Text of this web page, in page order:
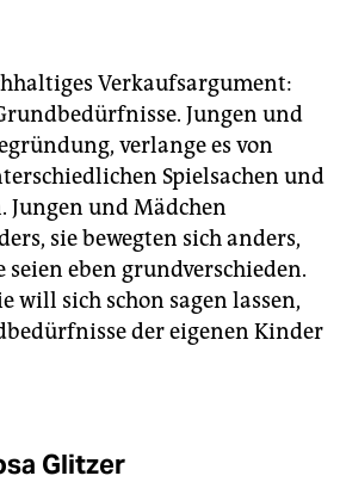
Verkaufsargument:
Jungen und
verlange es von
Spielsachen und
Jungen und Mädchen
sie bewegten sich anders,
eben grundverschieden.
will sich schon sagen lassen,
der eigenen Kinder
Glitzer